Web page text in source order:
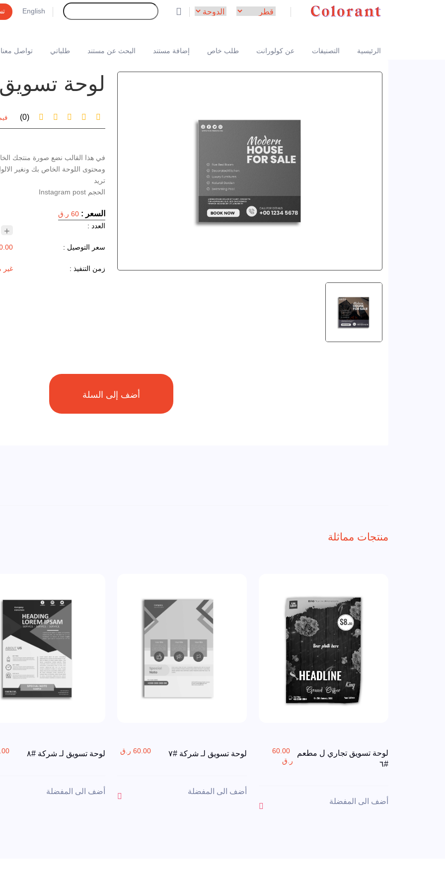
English
الرئيسية التصنيفات عن كولورانت طلب خاص إضافة مستند البحث عن مستند طلباتي تواصل معنا
لوحة تسويق
(0)
في هذا القالب نضع صورة منتجك
ومحتوى اللوحة الخاص بك ونغير
الحجم Instagram post
السعر : 60 ر.ق
العدد :
+
سعر التوصيل : 0.00
زمن التنفيذ : غير
منتجات مماثلة
لوحة تسويق تجاري ل مطعم
#٦
60.00
ر.ق
أضف الى المفضلة
لوحة تسويق لـ شركة #٧ 60.00 ر.ق
أضف الى المفضلة
لوحة تسويق لـ شركة #٨
أضف الى المفضلة